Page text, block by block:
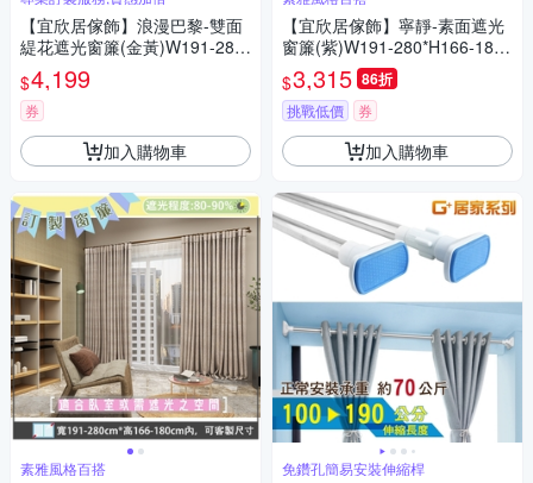
【宜欣居傢飾】浪漫巴黎-雙面
緹花遮光窗簾(金黃)W191-280*
H166-180cm以內*2片
$4,199
券
加入購物車
素雅風格百搭
【宜欣居傢飾】寧靜-素面遮光
窗簾(紫)W191-280*H166-180c
m以內(可指定尺寸)*2片/遮光/
摺景/半腰/窗簾/台灣製MIT
$3,315 86折
挑戰低價 券
加入購物車
免鑽孔簡易安裝伸縮桿